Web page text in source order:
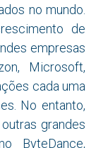
no mundo.
de
empresas
Microsoft,
cada uma
No entanto,
grandes
ByteDance,